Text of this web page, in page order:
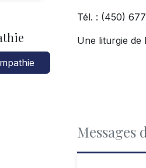
Tél. :
Une liturgie de
Messages